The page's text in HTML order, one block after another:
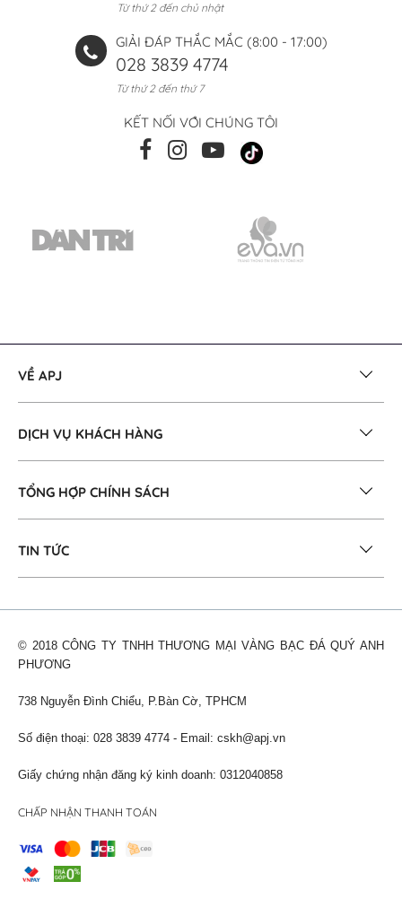
Từ thứ 2 đến chủ nhật
GIẢI ĐÁP THẮC MẮC (8:00 - 17:00)
028 3839 4774
Từ thứ 2 đến thứ 7
KẾT NỐI VỚI CHÚNG TÔI
VỀ APJ
DỊCH VỤ KHÁCH HÀNG
TỔNG HỢP CHÍNH SÁCH
TIN TỨC
© 2018 CÔNG TY TNHH THƯƠNG MẠI VÀNG BẠC ĐÁ QUÝ ANH
PHƯƠNG
738 Nguyễn Đình Chiểu, P.Bàn Cờ, TPHCM
Số điện thoại: 028 3839 4774 - Email: cskh@apj.vn
Giấy chứng nhận đăng ký kinh doanh: 0312040858
CHẤP NHẬN THANH TOÁN